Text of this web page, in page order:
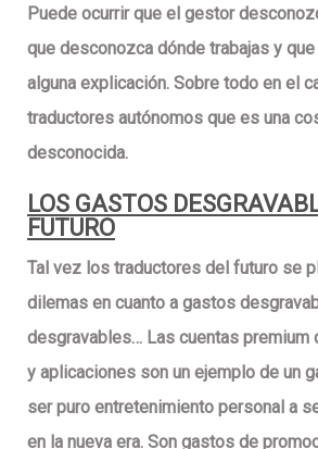
Puede ocurrir que el gestor
que desconozca dónde trabajas y que
alguna explicación. Sobre todo en el
traductores autónomos que es una
desconocida.
LOS GASTOS
FUTURO
Tal vez los traductores del futuro se
dilemas en cuanto a gastos
desgravables… Las cuentas premium
y aplicaciones son un ejemplo de un
ser puro entretenimiento personal a
en la nueva era. Son gastos de